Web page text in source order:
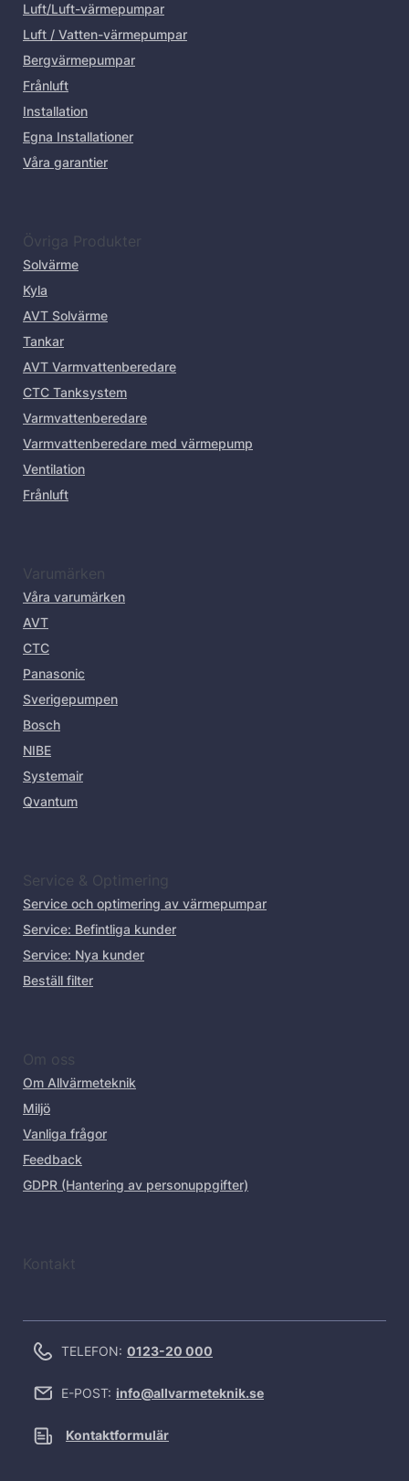
Luft/Luft-värmepumpar
Luft / Vatten-värmepumpar
Bergvärmepumpar
Frånluft
Installation
Egna Installationer
Våra garantier
Övriga Produkter
Solvärme
Kyla
AVT Solvärme
Tankar
AVT Varmvattenberedare
CTC Tanksystem
Varmvattenberedare
Varmvattenberedare med värmepump
Ventilation
Frånluft
Varumärken
Våra varumärken
AVT
CTC
Panasonic
Sverigepumpen
Bosch
NIBE
Systemair
Qvantum
Service & Optimering
Service och optimering av värmepumpar
Service: Befintliga kunder
Service: Nya kunder
Beställ filter
Om oss
Om Allvärmeteknik
Miljö
Vanliga frågor
Feedback
GDPR (Hantering av personuppgifter)
Kontakt
TELEFON: 0123-20 000
E-POST: info@allvarmeteknik.se
Kontaktformulär